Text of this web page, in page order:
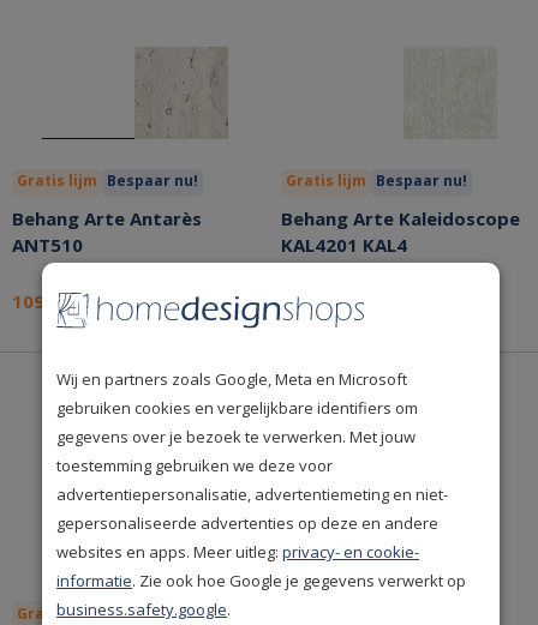
Gratis lijm Bespaar nu!
Behang Arte Antarès
ANT510
109,-per stuk
Gratis lijm Bespaar nu!
Behang Arte Kaleidoscope
KAL4201 KAL4
55,-per stuk
Gratis lijm Bespaar nu!
Wij en partners zoals Google, Meta en Microsoft
gebruiken cookies en vergelijkbare identifiers om
gegevens over je bezoek te verwerken. Met jouw
toestemming gebruiken we deze voor
advertentiepersonalisatie, advertentiemeting en niet-
gepersonaliseerde advertenties op deze en andere
websites en apps. Meer uitleg:privacy- en cookie-
informatie. Zie ook hoe Google je gegevens verwerkt op
business.safety.google.